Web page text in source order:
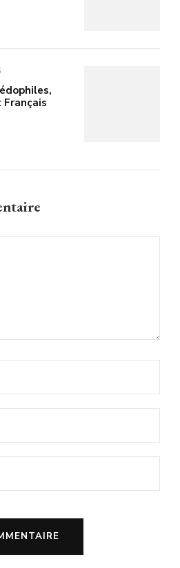
Français